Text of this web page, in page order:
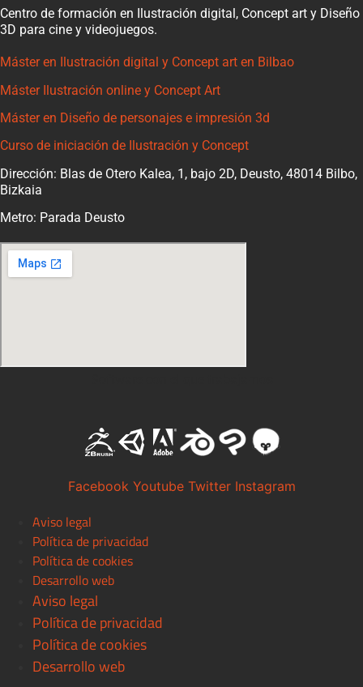
Centro de formación en Ilustración digital, Concept art y Diseño
3D para cine y videojuegos.
Máster en Ilustración digital y Concept art en Bilbao
Máster Ilustración online y Concept Art
Máster en Diseño de personajes e impresión 3d
Curso de iniciación de Ilustración y Concept
Dirección: Blas de Otero Kalea, 1, bajo 2D, Deusto, 48014 Bilbo,
Bizkaia
Metro: Parada Deusto
Facebook Youtube Twitter Instagram
Aviso legal
Política de privacidad
Política de cookies
Desarrollo web
Aviso legal
Política de privacidad
Política de cookies
Desarrollo web